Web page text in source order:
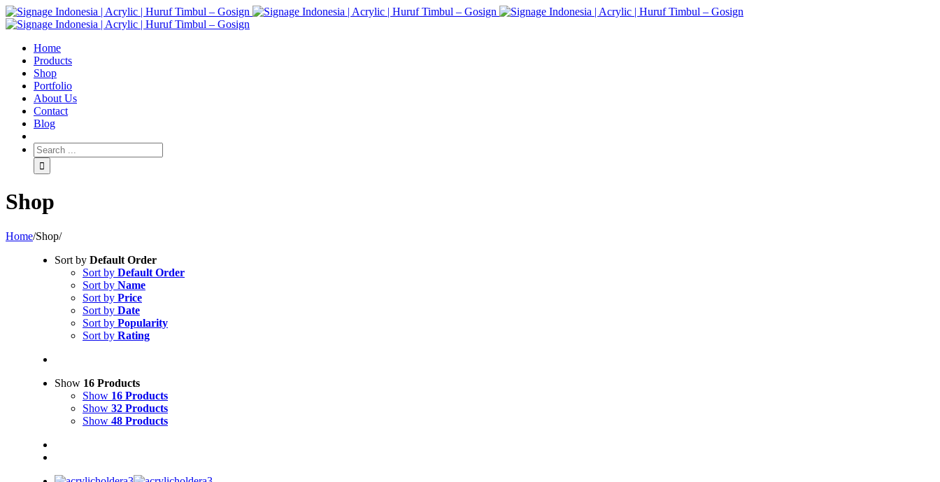
Home
Products
Shop
Portfolio
About Us
Contact
Blog
Shop
Home/Shop/
Sort by Default Order
Sort by Default Order
Sort by Name
Sort by Price
Sort by Date
Sort by Popularity
Sort by Rating
Show 16 Products
Show 16 Products
Show 32 Products
Show 48 Products